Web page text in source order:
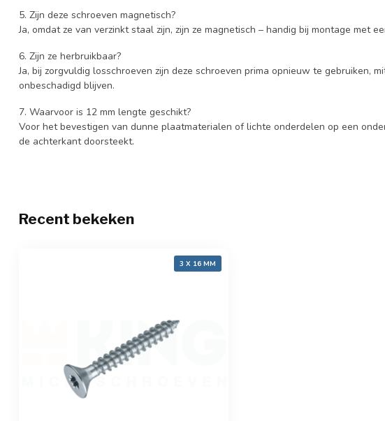
5. Zijn deze schroeven magnetisch?
Ja, omdat ze van verzinkt staal zijn, zijn ze magnetisch – handig bij montage met
6. Zijn ze herbruikbaar?
Ja, bij zorgvuldig losschroeven zijn deze schroeven prima opnieuw te gebruiken,
onbeschadigd blijven.
7. Waarvoor is 12 mm lengte geschikt?
Voor het bevestigen van dunne plaatmaterialen of lichte onderdelen op een
de achterkant doorsteekt.
Recent bekeken
3 X 16 MM